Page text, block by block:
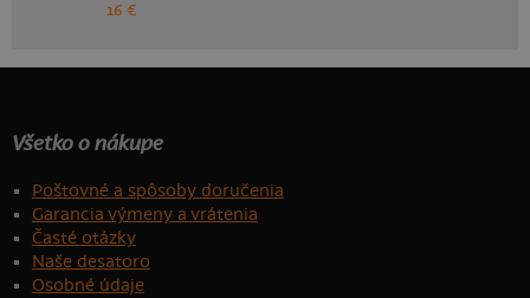
16 €
Všetko o nákupe
Poštovné a spôsoby doručenia
Garancia výmeny a vrátenia
Časté otázky
Naše desatoro
Osobné údaje